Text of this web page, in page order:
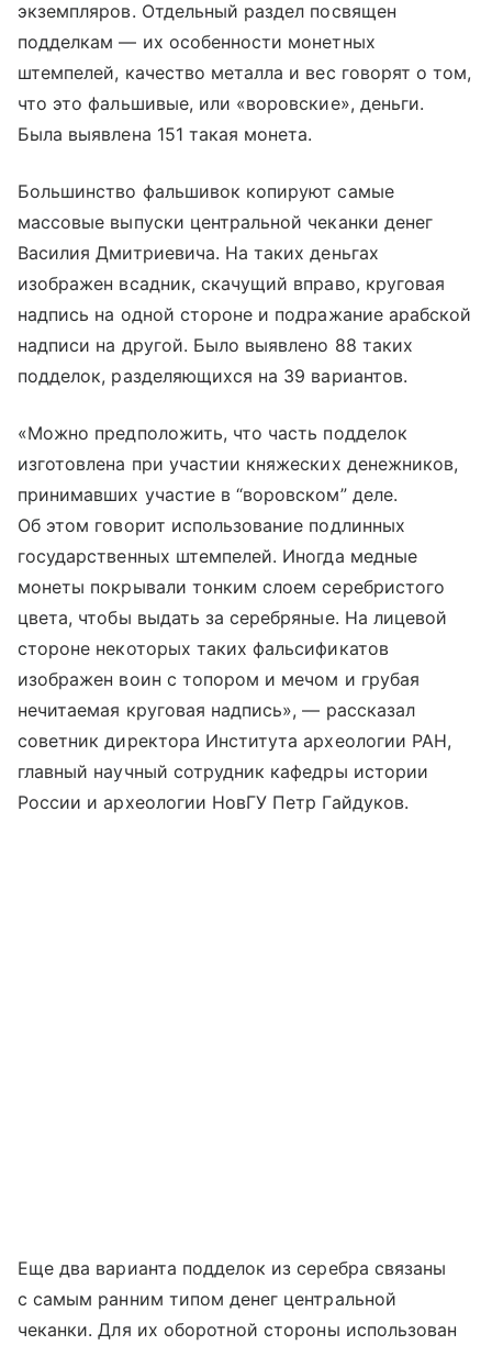
экземпляров. Отдельный раздел посвящен
подделкам — их особенности монетных
штемпелей, качество металла и вес говорят о том,
что это фальшивые, или «воровские», деньги.
Была выявлена 151 такая монета.
Большинство фальшивок копируют самые
массовые выпуски центральной чеканки денег
Василия Дмитриевича. На таких деньгах
изображен всадник, скачущий вправо, круговая
надпись на одной стороне и подражание арабской
надписи на другой. Было выявлено 88 таких
подделок, разделяющихся на 39 вариантов.
«Можно предположить, что часть подделок
изготовлена при участии княжеских денежников,
принимавших участие в “воровском” деле.
Об этом говорит использование подлинных
государственных штемпелей. Иногда медные
монеты покрывали тонким слоем серебристого
цвета, чтобы выдать за серебряные. На лицевой
стороне некоторых таких фальсификатов
изображен воин с топором и мечом и грубая
нечитаемая круговая надпись», — рассказал
советник директора Института археологии РАН,
главный научный сотрудник кафедры истории
России и археологии НовГУ Петр Гайдуков.
Еще два варианта подделок из серебра связаны
с самым ранним типом денег центральной
чеканки. Для их оборотной стороны использован